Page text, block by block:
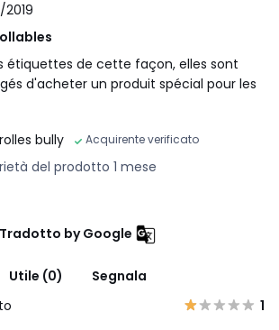
étiquettes de cette façon, elles sont
d'acheter un produit spécial pour les
bully Acquirente verificato
del prodotto 1 mese
Tradotto by Google
Utile (0)
Segnala
1